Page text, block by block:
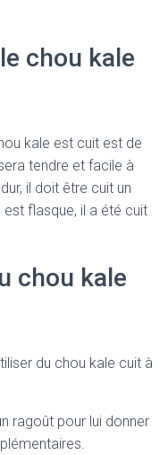
chou kale
kale est cuit est de
tendre et facile à
il doit être cuit un
flasque, il a été cuit
chou kale
du chou kale cuit à
ragoût pour lui donner